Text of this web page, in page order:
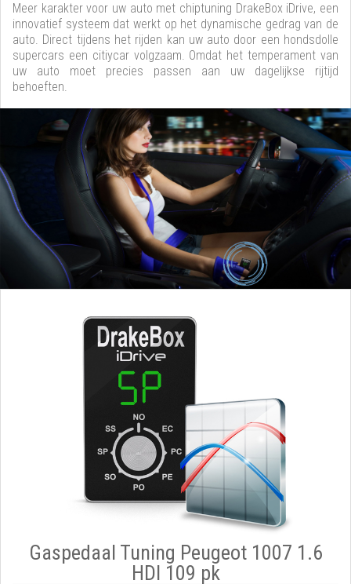
Meer karakter voor uw auto met chiptuning DrakeBox iDrive, een
innovatief systeem dat werkt op het dynamische gedrag van de
auto. Direct tijdens het rijden kan uw auto door een hondsdolle
supercars een citiycar volgzaam. Omdat het temperament van
uw auto moet precies passen aan uw dagelijkse rijtijd
behoeften.
Gaspedaal Tuning Peugeot 1007 1.6
HDI 109 pk